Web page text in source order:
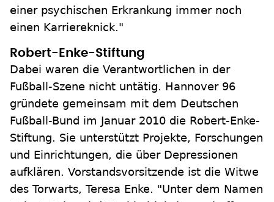
einer psychischen Erkrankung immer noch
einen Karriereknick."
Robert-Enke-Stiftung
Dabei waren die Verantwortlichen in der
Fußball-Szene nicht untätig. Hannover 96
gründete gemeinsam mit dem Deutschen
Fußball-Bund im Januar 2010 die Robert-Enke-
Stiftung. Sie unterstützt Projekte, Forschungen
und Einrichtungen, die über Depressionen
aufklären. Vorstandsvorsitzende ist die Witwe
des Torwarts, Teresa Enke. "Unter dem Namen